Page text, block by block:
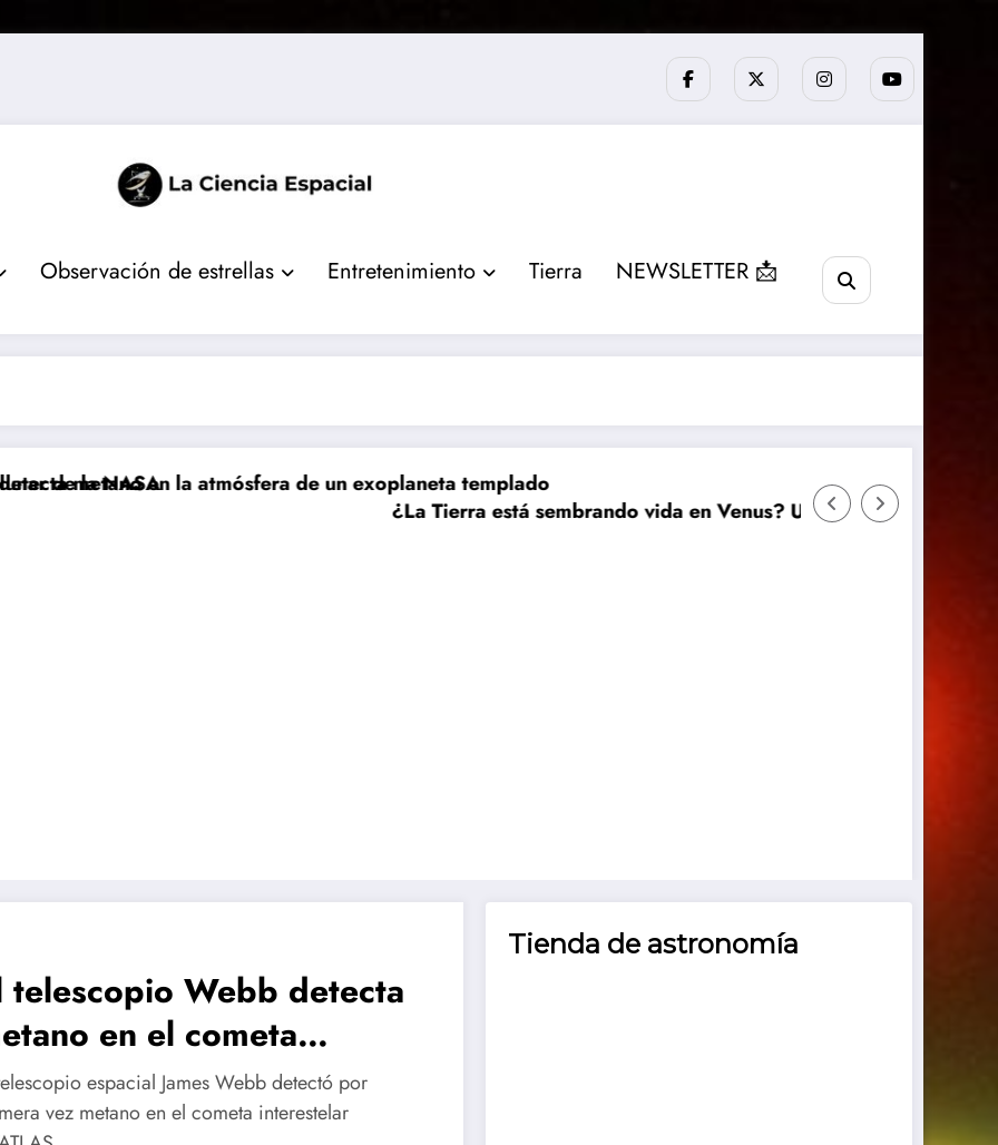
Observación de estrellas Entretenimiento Tierra NEWSLETTER 📩
NASAen la atmósfera de un exoplaneta templado
¿La Tierra está sembrando vida en Venus? Un nuevo estudio plantea
El telescopio Webb
telescopio Webb detecta
en el cometa
3I/ATLAS
espacial James Webb detectó por
vez metano en el cometa interestelar
Tienda de astronomía